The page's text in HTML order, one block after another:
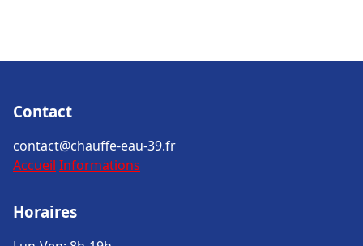
Contact
contact@chauffe-eau-39.fr
Accueil Informations
Horaires